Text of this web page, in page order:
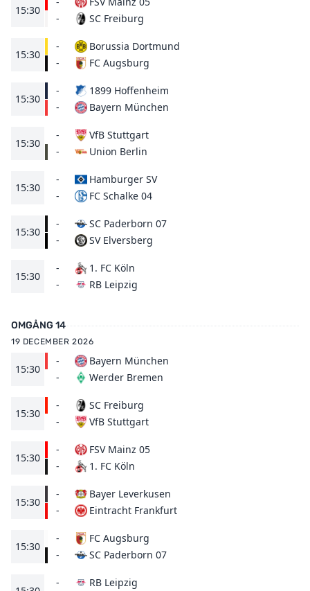
15:30
-
SC Freiburg
15:30
-
-
Borussia Dortmund
FC Augsburg
15:30
-
-
1899 Hoffenheim
Bayern München
15:30
-
-
VfB Stuttgart
Union Berlin
15:30
-
-
Hamburger SV
FC Schalke 04
15:30
-
-
SC Paderborn 07
SV Elversberg
15:30
-
-
1. FC Köln
RB Leipzig
OMGÅNG 14
19 DECEMBER 2026
15:30
-
-
Bayern München
Werder Bremen
15:30
-
-
SC Freiburg
VfB Stuttgart
15:30
-
-
FSV Mainz 05
1. FC Köln
15:30
-
-
Bayer Leverkusen
Eintracht Frankfurt
15:30
-
-
FC Augsburg
SC Paderborn 07
- RB Leipzig